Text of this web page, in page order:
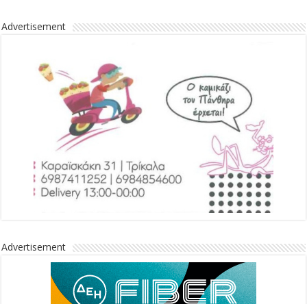
Advertisement
Advertisement